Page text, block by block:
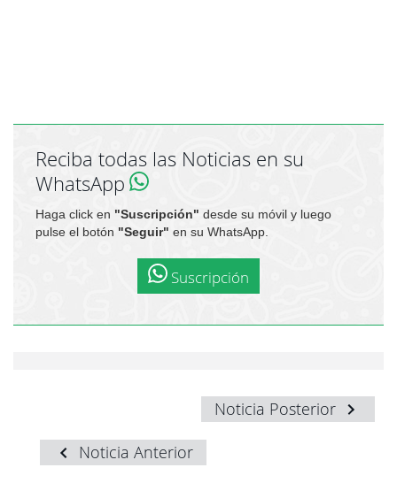
Reciba todas las Noticias en su
WhatsApp
Haga click en "Suscripción" desde su móvil y luego
pulse el botón "Seguir" en su WhatsApp.
Suscripción
Noticia Posterior
Noticia Anterior